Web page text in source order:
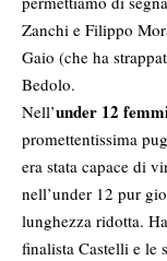
Zanchi e Filippo
Gaio (che ha
Bedolo.
Nell’under 12
promettentissima
era stata capace di
nell’under 12 pur
lunghezza ridotta.
finalista Castelli e le